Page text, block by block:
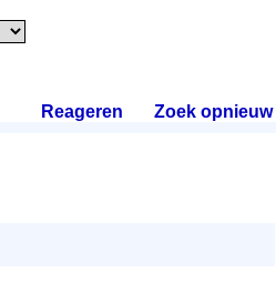
Reageren Zoek opnieuw.